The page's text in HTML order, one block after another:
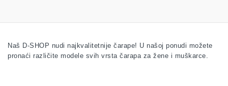
Naš D-SHOP nudi najkvalitetnije čarape! U našoj ponudi možete
pronaći različite modele svih vrsta čarapa za žene i muškarce.